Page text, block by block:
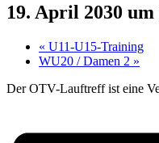
19. April 2030 um
« U11-U15-Training
WU20 / Damen 2 »
Der OTV-Lauftreff ist eine